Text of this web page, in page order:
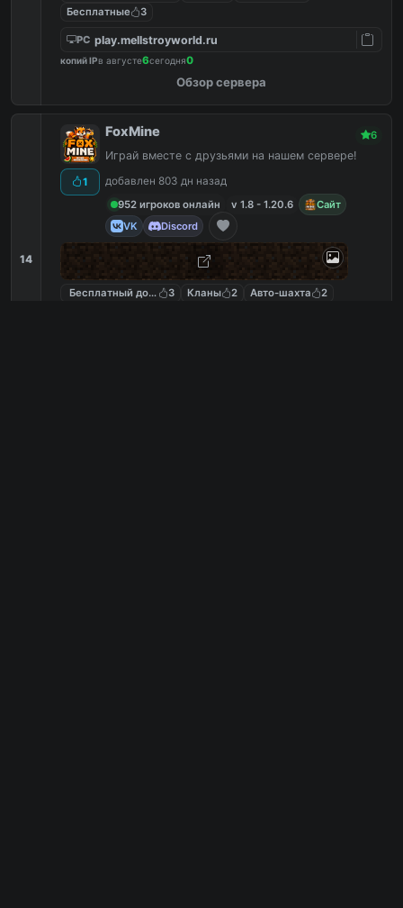
Бесплатные
3
PC play.mellstroyworld.ru
копий IPв августе6сегодня0
Обзор сервера
14
1
FoxMine 6
Играй вместе с друзьями на нашем сервере!
добавлен 803 дн назад
952 игроков онлайн
v 1.8 - 1.20.6
Сайт
VK
Discord
Бесплатный донат 3 Кланы 2 Авто-шахта
2